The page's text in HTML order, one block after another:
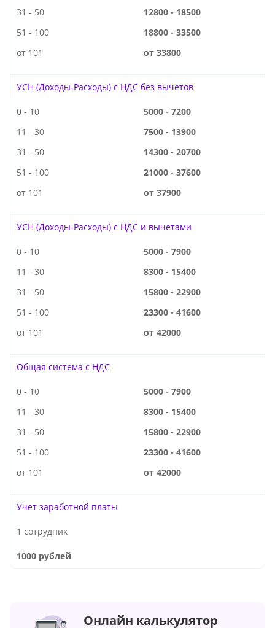
31 - 50
51 - 100
от 101
12800 - 18500
18800 - 33500
от 33800
УСН (Доходы-Расходы) с НДС без вычетов
0 - 10
11 - 30
31 - 50
51 - 100
от 101
5000 - 7200
7500 - 13900
14300 - 20700
21000 - 37600
от 37900
УСН (Доходы-Расходы) с НДС и вычетами
0 - 10
11 - 30
31 - 50
51 - 100
от 101
5000 - 7900
8300 - 15400
15800 - 22900
23300 - 41600
от 42000
Общая система с НДС
0 - 10
11 - 30
31 - 50
51 - 100
от 101
5000 - 7900
8300 - 15400
15800 - 22900
23300 - 41600
от 42000
Учет заработной платы
1 сотрудник
1000 рублей
Онлайн калькулятор